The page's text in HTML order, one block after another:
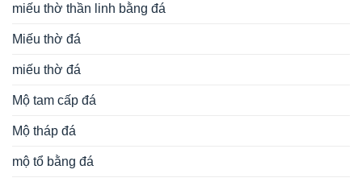
miếu thờ thần linh bằng đá
Miếu thờ đá
miếu thờ đá
Mộ tam cấp đá
Mộ tháp đá
mộ tổ bằng đá